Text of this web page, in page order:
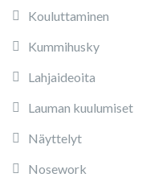
Kouluttaminen
Kummihusky
Lahjaideoita
Lauman kuulumiset
Näyttelyt
Nosework